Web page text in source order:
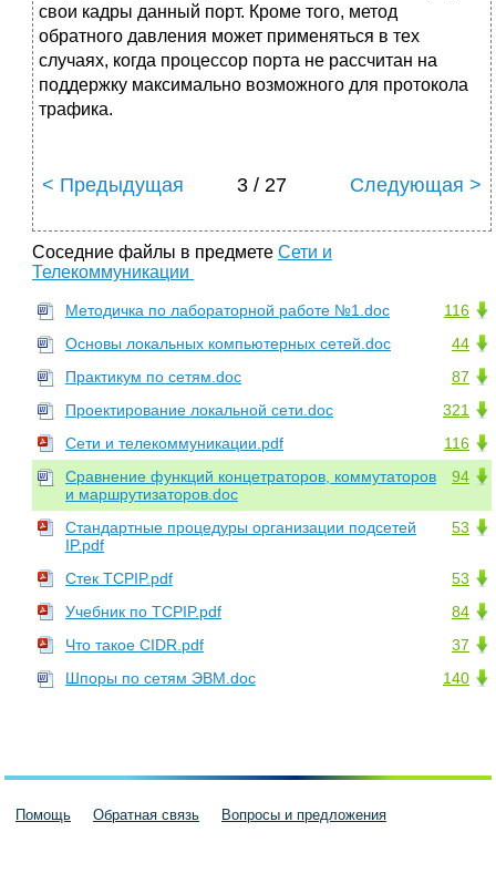
свои кадры данный порт. Кроме того, метод
обратного давления может применяться в тех
случаях, когда процессор порта не рассчитан на
поддержку максимально возможного для протокола
трафика.
< Предыдущая 3 / 27 Следующая >
Соседние файлы в предмете Сети и
Телекоммуникации
116
Методичка по лабораторной работе №1.doc
44
Основы локальных компьютерных сетей.doc
87
Практикум по сетям.doc
321
Проектирование локальной сети.doc
116
Сети и телекоммуникации.pdf
94
Сравнение функций концетраторов, коммутаторов
и маршрутизаторов.doc
53
Стандартные процедуры организации подсетей
IP.pdf
53
Стек TCPIP.pdf
84
Учебник по TCPIP.pdf
37
Что такое CIDR.pdf
140
Шпоры по сетям ЭВМ.doc
Помощь Обратная связь Вопросы и предложения